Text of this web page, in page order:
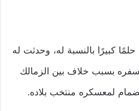
كبيرًا بالنسبة له، وحدثت له
بسبب خلاف بين الزمالك
لمعسكره منتخب بلاده.